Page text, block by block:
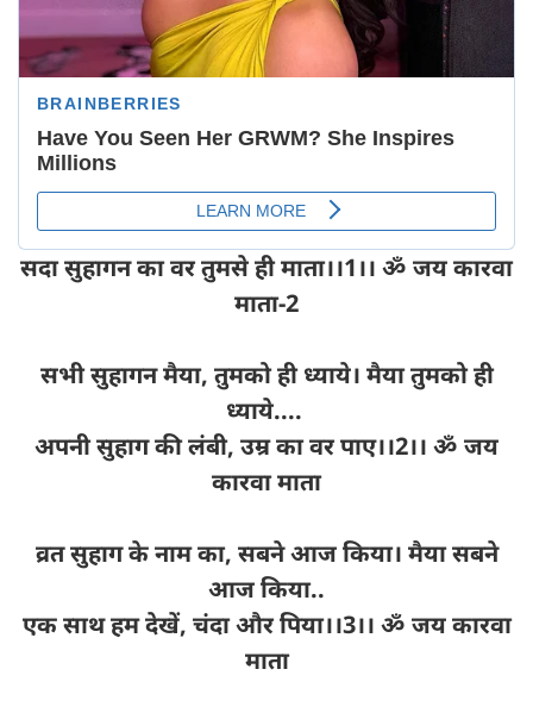
सदा सुहागन का वर तुमसे ही माता।।1।। ॐ जय कारवा
माता-2
सभी सुहागन मैया, तुमको ही ध्‍याये। मैया तुमको ही
ध्याये....
अपनी सुहाग की लंबी, उम्र का वर पाए।।2।। ॐ जय
कारवा माता
व्रत सुहाग के नाम का, सबने आज किया। मैया सबने
आज किया..
एक साथ हम देखें, चंदा और पिया।।3।। ॐ जय कारवा
माता